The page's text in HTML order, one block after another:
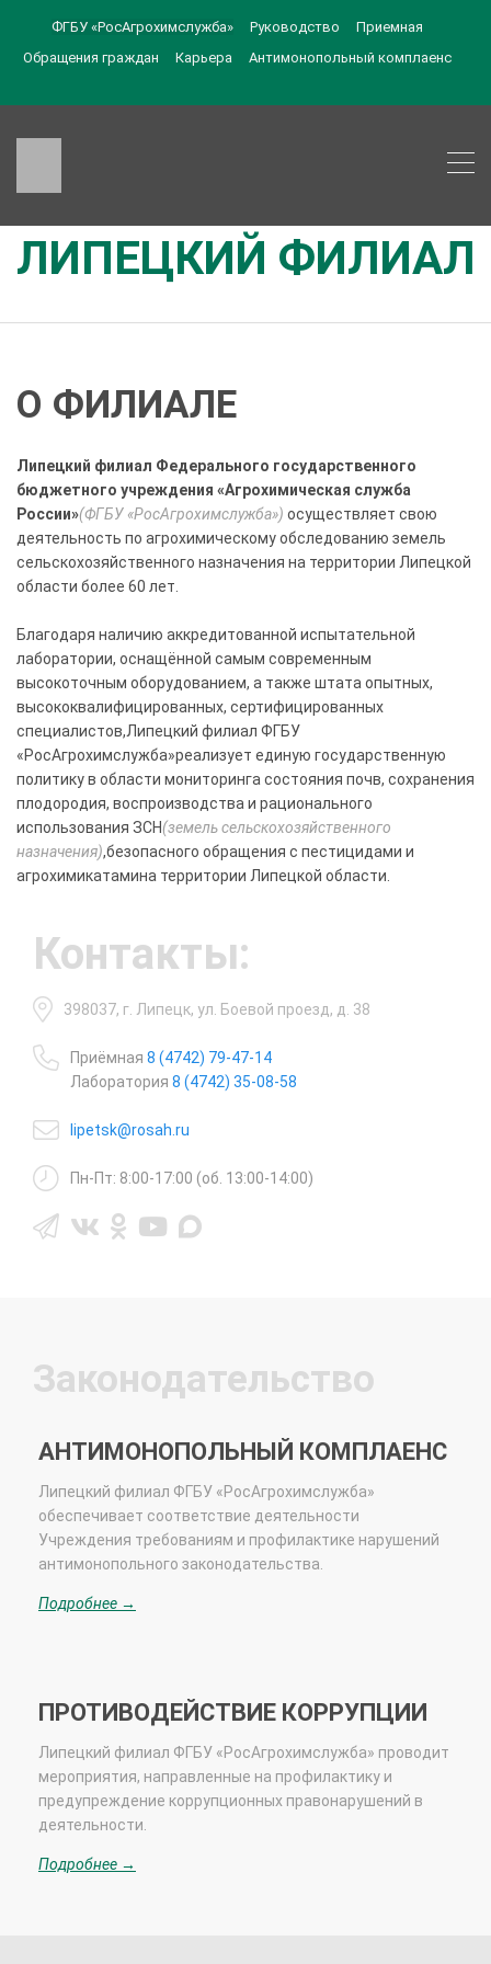
ФГБУ «РосАгрохимслужба» Руководство
Приемная
Обращения граждан
Карьера Антимонопольный комплаенс
ЛИПЕЦКИЙ ФИЛИАЛ
О ФИЛИАЛЕ
Липецкий филиал Федерального государственного
бюджетного учреждения «Агрохимическая служба
России»(ФГБУ «РосАгрохимслужба») осуществляет свою
деятельность по агрохимическому обследованию земель
сельскохозяйственного назначения на территории Липецкой
области более 60 лет.
Благодаря наличию аккредитованной испытательной
лаборатории, оснащённой самым современным
высокоточным оборудованием, а также штата опытных,
высококвалифицированных, сертифицированных
специалистов,Липецкий филиал ФГБУ
«РосАгрохимслужба»реализует единую государственную
политику в области мониторинга состояния почв, сохранения
плодородия, воспроизводства и рационального
использования ЗСН(земель сельскохозяйственного
назначения),безопасного обращения с пестицидами и
агрохимикатамина территории Липецкой области.
Контакты:
398037, г. Липецк, ул. Боевой проезд, д. 38
Приёмная 8 (4742) 79-47-14
Лаборатория 8 (4742) 35-08-58
lipetsk@rosah.ru
Пн-Пт: 8:00-17:00 (об. 13:00-14:00)
Законодательство
АНТИМОНОПОЛЬНЫЙ КОМПЛАЕНС
Липецкий филиал ФГБУ «РосАгрохимслужба»
обеспечивает соответствие деятельности
Учреждения требованиям и профилактике нарушений
антимонопольного законодательства.
Подробнее →
ПРОТИВОДЕЙСТВИЕ КОРРУПЦИИ
Липецкий филиал ФГБУ «РосАгрохимслужба» проводит
мероприятия, направленные на профилактику и
предупреждение коррупционных правонарушений в
деятельности.
Подробнее →